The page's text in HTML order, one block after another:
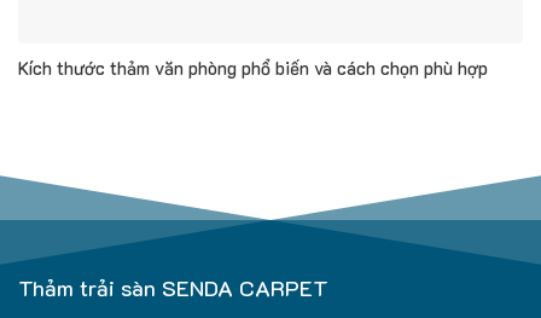
Kích thước thảm văn phòng phổ biến và cách chọn phù hợp
Thảm trải sàn SENDA CARPET